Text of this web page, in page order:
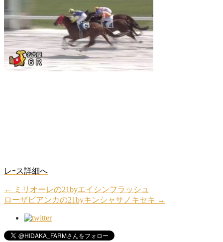
レｰス詳細へ
←
ミリオーレの21byエイシンフラッシュ
ローザビアンカの21byキンシャサノキセキ →